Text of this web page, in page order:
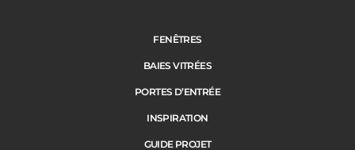
FENÊTRES
BAIES VITRÉES
PORTES D’ENTRÉE
INSPIRATION
GUIDE PROJET
Janneau Menuisier Créateur